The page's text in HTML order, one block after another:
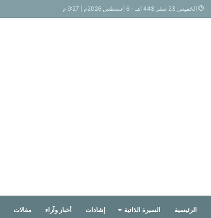
الخميس 23 صفر 1448هـ - 6 أغسطس 2026م | 9:27 م
الرئيسية السيرة الذاتية إشادات أخبار وآراء مقالات